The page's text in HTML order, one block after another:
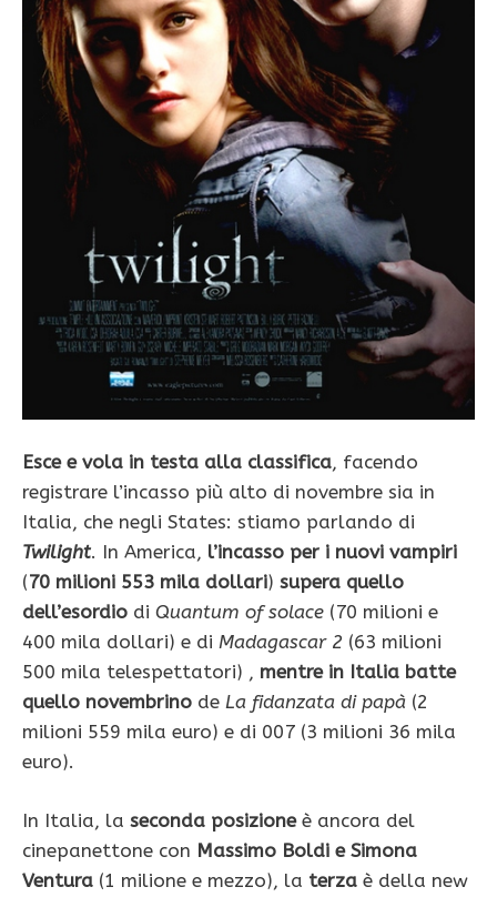
Esce e vola in testa alla classifica, facendo
registrare l’incasso più alto di novembre sia in
Italia, che negli States: stiamo parlando di
Twilight. In America, l’incasso per i nuovi vampiri
(70 milioni 553 mila dollari) supera quello
dell’esordio di Quantum of solace (70 milioni e
400 mila dollari) e di Madagascar 2 (63 milioni
500 mila telespettatori) , mentre in Italia batte
quello novembrino de La fidanzata di papà (2
milioni 559 mila euro) e di 007 (3 milioni 36 mila
euro).
In Italia, la seconda posizioneè ancora del
cinepanettone con Massimo Boldi e Simona
Ventura (1 milione e mezzo), la terza è della new